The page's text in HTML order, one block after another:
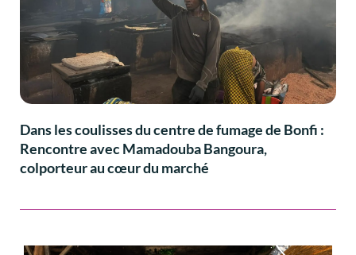
Dans les coulisses du centre de fumage de Bonfi :
Rencontre avec Mamadouba Bangoura,
colporteur au cœur du marché